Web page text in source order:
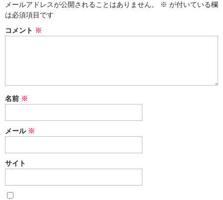
メールアドレスが公開されることはありません。
※ が付いている欄
は必須項目です
コメント ※
名前 ※
メール ※
サイト